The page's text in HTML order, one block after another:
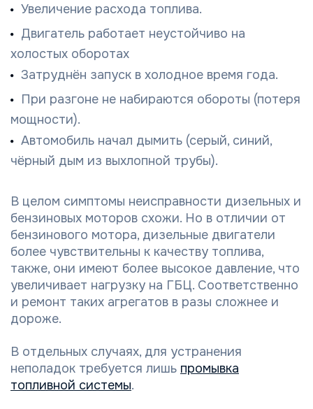
Увеличение расхода топлива.
Двигатель работает неустойчиво на
холостых оборотах
Затруднён запуск в холодное время года.
При разгоне не набираются обороты (потеря
мощности).
Автомобиль начал дымить (серый, синий,
чёрный дым из выхлопной трубы).
В целом симптомы неисправности дизельных и
бензиновых моторов схожи. Но в отличии от
бензинового мотора, дизельные двигатели
более чувствительны к качеству топлива,
также, они имеют более высокое давление, что
увеличивает нагрузку на ГБЦ. Соответственно
и ремонт таких агрегатов в разы сложнее и
дороже.
В отдельных случаях, для устранения
неполадок требуется лишь промывка
топливной системы.